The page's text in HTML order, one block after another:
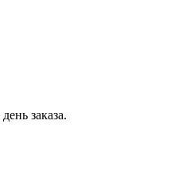
заказа.